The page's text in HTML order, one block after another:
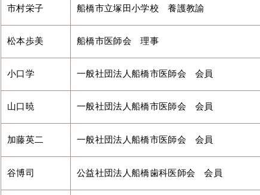
市村栄子 船橋市立塚田小学校 養護教諭
松本歩美 船橋市医師会 理事
小口学 一般社団法人船橋市医師会 会員
山口暁 一般社団法人船橋市医師会 会員
加藤英二 一般社団法人船橋市医師会 会員
谷博司 公益社団法人船橋歯科医師会 会員